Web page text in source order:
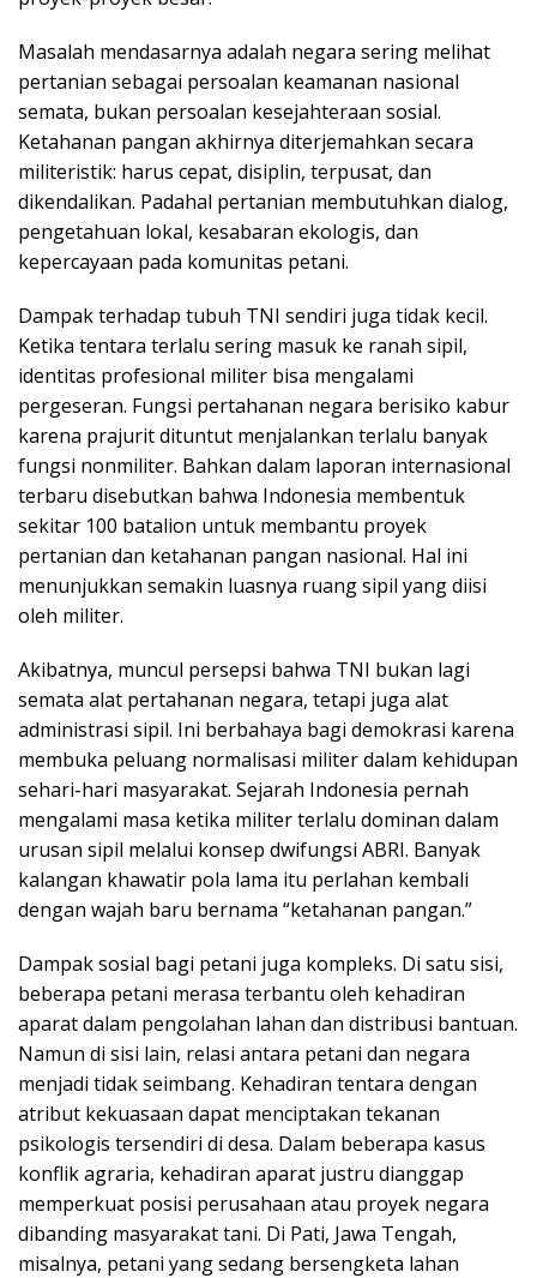
Masalah mendasarnya adalah negara sering melihat
pertanian sebagai persoalan keamanan nasional
semata, bukan persoalan kesejahteraan sosial.
Ketahanan pangan akhirnya diterjemahkan secara
militeristik: harus cepat, disiplin, terpusat, dan
dikendalikan. Padahal pertanian membutuhkan dialog,
pengetahuan lokal, kesabaran ekologis, dan
kepercayaan pada komunitas petani.
Dampak terhadap tubuh TNI sendiri juga tidak kecil.
Ketika tentara terlalu sering masuk ke ranah sipil,
identitas profesional militer bisa mengalami
pergeseran. Fungsi pertahanan negara berisiko kabur
karena prajurit dituntut menjalankan terlalu banyak
fungsi nonmiliter. Bahkan dalam laporan internasional
terbaru disebutkan bahwa Indonesia membentuk
sekitar 100 batalion untuk membantu proyek
pertanian dan ketahanan pangan nasional. Hal ini
menunjukkan semakin luasnya ruang sipil yang diisi
oleh militer.
Akibatnya, muncul persepsi bahwa TNI bukan lagi
semata alat pertahanan negara, tetapi juga alat
administrasi sipil. Ini berbahaya bagi demokrasi karena
membuka peluang normalisasi militer dalam kehidupan
sehari-hari masyarakat. Sejarah Indonesia pernah
mengalami masa ketika militer terlalu dominan dalam
urusan sipil melalui konsep dwifungsi ABRI. Banyak
kalangan khawatir pola lama itu perlahan kembali
dengan wajah baru bernama “ketahanan pangan.”
Dampak sosial bagi petani juga kompleks. Di satu sisi,
beberapa petani merasa terbantu oleh kehadiran
aparat dalam pengolahan lahan dan distribusi bantuan.
Namun di sisi lain, relasi antara petani dan negara
menjadi tidak seimbang. Kehadiran tentara dengan
atribut kekuasaan dapat menciptakan tekanan
psikologis tersendiri di desa. Dalam beberapa kasus
konflik agraria, kehadiran aparat justru dianggap
memperkuat posisi perusahaan atau proyek negara
dibanding masyarakat tani. Di Pati, Jawa Tengah,
misalnya, petani yang sedang bersengketa lahan